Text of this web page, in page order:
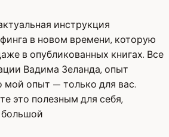
инструкция
в новом времени, которую
в опубликованных книгах. Все
Вадима Зеланда, опыт
мой опыт — только для вас.
это полезным для себя,
большой